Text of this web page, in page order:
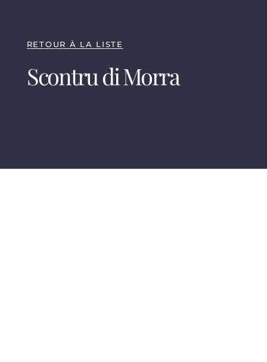
RETOUR À LA LISTE
Scontru di Morra